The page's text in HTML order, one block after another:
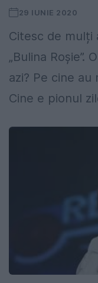
29 IUNIE 2020
Citesc de mulți
„Bulina Roșie”.
azi? Pe cine au
Cine e pionul